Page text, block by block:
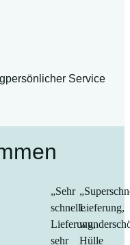
persönlicher Service
„Sehr
schnelle
Lieferung,
sehr
Lieferung,
Hülle